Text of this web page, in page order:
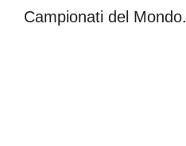
Campionati del Mondo.